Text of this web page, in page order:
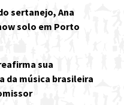
sertanejo, Ana
solo em Porto
sua
da música brasileira